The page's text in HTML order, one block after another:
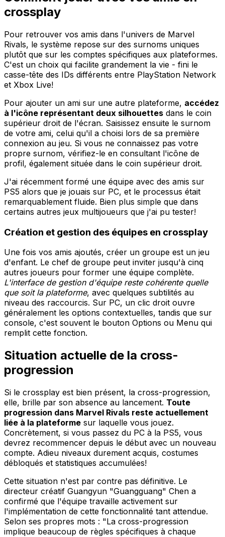
crossplay
Pour retrouver vos amis dans l'univers de Marvel
Rivals, le système repose sur des surnoms uniques
plutôt que sur les comptes spécifiques aux plateformes.
C'est un choix qui facilite grandement la vie - fini le
casse-tête des IDs différents entre PlayStation Network
et Xbox Live!
Pour ajouter un ami sur une autre plateforme, accédez
à l'icône représentant deux silhouettes dans le coin
supérieur droit de l'écran. Saisissez ensuite le surnom
de votre ami, celui qu'il a choisi lors de sa première
connexion au jeu. Si vous ne connaissez pas votre
propre surnom, vérifiez-le en consultant l'icône de
profil, également située dans le coin supérieur droit.
J'ai récemment formé une équipe avec des amis sur
PS5 alors que je jouais sur PC, et le processus était
remarquablement fluide. Bien plus simple que dans
certains autres jeux multijoueurs que j'ai pu tester!
Création et gestion des équipes en crossplay
Une fois vos amis ajoutés, créer un groupe est un jeu
d'enfant. Le chef de groupe peut inviter jusqu'à cinq
autres joueurs pour former une équipe complète.
L'interface de gestion d'équipe reste cohérente quelle
que soit la plateforme, avec quelques subtilités au
niveau des raccourcis. Sur PC, un clic droit ouvre
généralement les options contextuelles, tandis que sur
console, c'est souvent le bouton Options ou Menu qui
remplit cette fonction.
Situation actuelle de la cross-
progression
Si le crossplay est bien présent, la cross-progression,
elle, brille par son absence au lancement. Toute
progression dans Marvel Rivals reste actuellement
liée à la plateforme sur laquelle vous jouez.
Concrètement, si vous passez du PC à la PS5, vous
devrez recommencer depuis le début avec un nouveau
compte. Adieu niveaux durement acquis, costumes
débloqués et statistiques accumulées!
Cette situation n'est par contre pas définitive. Le
directeur créatif Guangyun "Guangguang" Chen a
confirmé que l'équipe travaille activement sur
l'implémentation de cette fonctionnalité tant attendue.
Selon ses propres mots : "La cross-progression
implique beaucoup de règles spécifiques à chaque